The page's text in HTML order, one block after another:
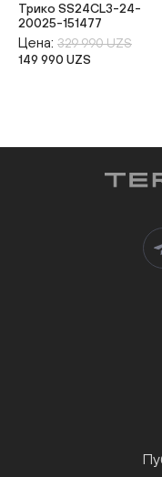
Трико SS24CL3-24-
20025-151477
Цена: 329 990 UZS
149 990 UZS